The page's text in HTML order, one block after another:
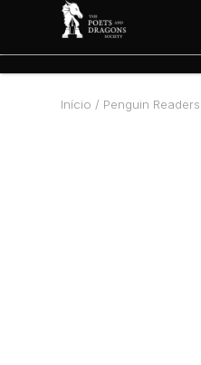
Início / Penguin Readers